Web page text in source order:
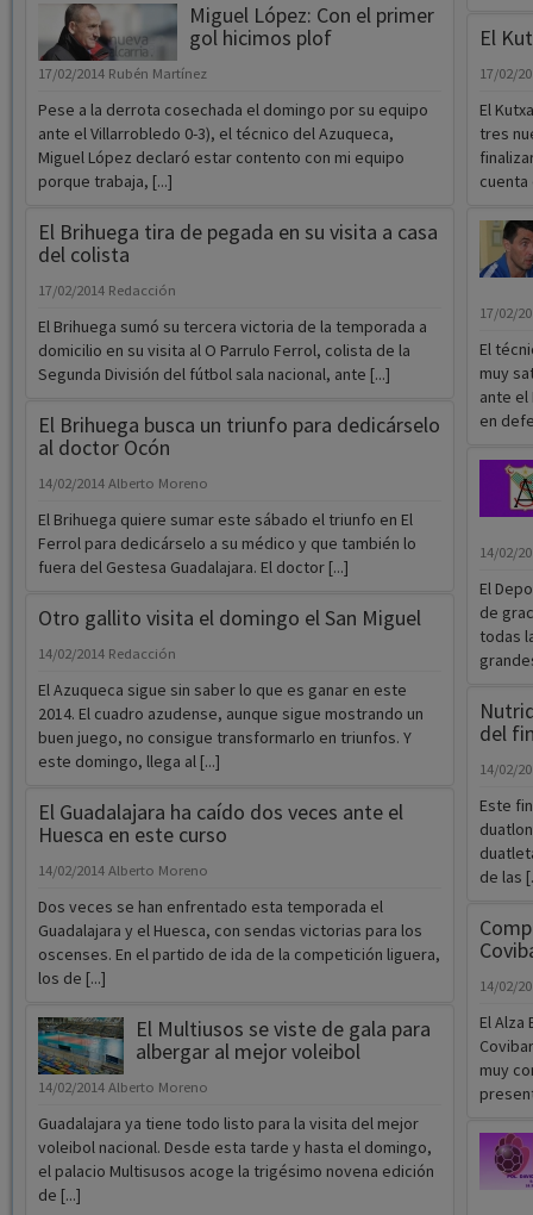
Miguel López: Con el primer
gol hicimos plof
17/02/2014 Rubén Martínez
Pese a la derrota cosechada el domingo por su equipo
ante el Villarrobledo 0-3), el técnico del Azuqueca,
Miguel López declaró estar contento con mi equipo
porque trabaja, [...]
El Brihuega tira de pegada en su visita a casa
del colista
17/02/2014 Redacción
El Brihuega sumó su tercera victoria de la temporada a
domicilio en su visita al O Parrulo Ferrol, colista de la
Segunda División del fútbol sala nacional, ante [...]
El Brihuega busca un triunfo para dedicárselo
al doctor Ocón
14/02/2014 Alberto Moreno
El Brihuega quiere sumar este sábado el triunfo en El
Ferrol para dedicárselo a su médico y que también lo
fuera del Gestesa Guadalajara. El doctor [...]
Otro gallito visita el domingo el San Miguel
14/02/2014 Redacción
El Azuqueca sigue sin saber lo que es ganar en este
2014. El cuadro azudense, aunque sigue mostrando un
buen juego, no consigue transformarlo en triunfos. Y
este domingo, llega al [...]
El Guadalajara ha caído dos veces ante el
Huesca en este curso
14/02/2014 Alberto Moreno
Dos veces se han enfrentado esta temporada el
Guadalajara y el Huesca, con sendas victorias para los
oscenses. En el partido de ida de la competición liguera,
los de [...]
El Multiusos se viste de gala para
albergar al mejor voleibol
14/02/2014 Alberto Moreno
Guadalajara ya tiene todo listo para la visita del mejor
voleibol nacional. Desde esta tarde y hasta el domingo,
el palacio Multisusos acoge la trigésimo novena edición
de [...]
El
17/02/
El
tres
cuenta
17/02/
El
muy
ante el
en
14/02/
El
de
todas
del
14/02/
Este
de las
14/02/
El
muy